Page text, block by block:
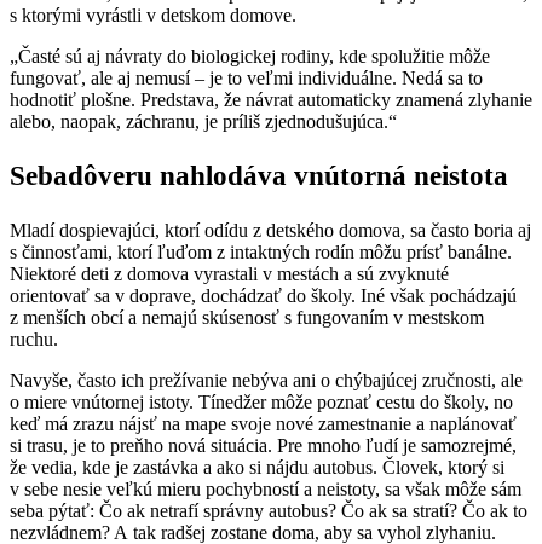
s ktorými vyrástli v detskom domove.
„Časté sú aj návraty do biologickej rodiny, kde spolužitie môže
fungovať, ale aj nemusí – je to veľmi individuálne. Nedá sa to
hodnotiť plošne. Predstava, že návrat automaticky znamená zlyhanie
alebo, naopak, záchranu, je príliš zjednodušujúca.“
Sebadôveru nahlodáva vnútorná neistota
Mladí dospievajúci, ktorí odídu z detského domova, sa často boria aj
s činnosťami, ktorí ľuďom z intaktných rodín môžu prísť banálne.
Niektoré deti z domova vyrastali v mestách a sú zvyknuté
orientovať sa v doprave, dochádzať do školy. Iné však pochádzajú
z menších obcí a nemajú skúsenosť s fungovaním v mestskom
ruchu.
Navyše, často ich prežívanie nebýva ani o chýbajúcej zručnosti, ale
o miere vnútornej istoty. Tínedžer môže poznať cestu do školy, no
keď má zrazu nájsť na mape svoje nové zamestnanie a naplánovať
si trasu, je to preňho nová situácia. Pre mnoho ľudí je samozrejmé,
že vedia, kde je zastávka a ako si nájdu autobus. Človek, ktorý si
v sebe nesie veľkú mieru pochybností a neistoty, sa však môže sám
seba pýtať: Čo ak netrafí správny autobus? Čo ak sa stratí? Čo ak to
nezvládnem? A tak radšej zostane doma, aby sa vyhol zlyhaniu.